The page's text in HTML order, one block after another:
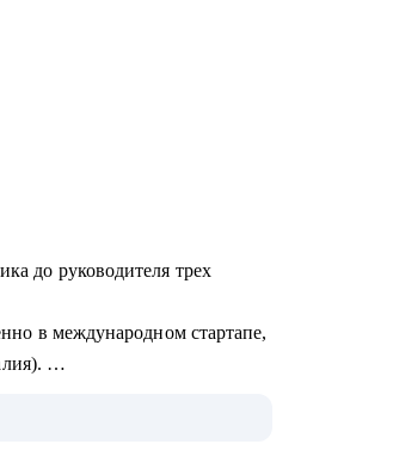
до руководителя трех
в международном стартапе,
пройти собеседования